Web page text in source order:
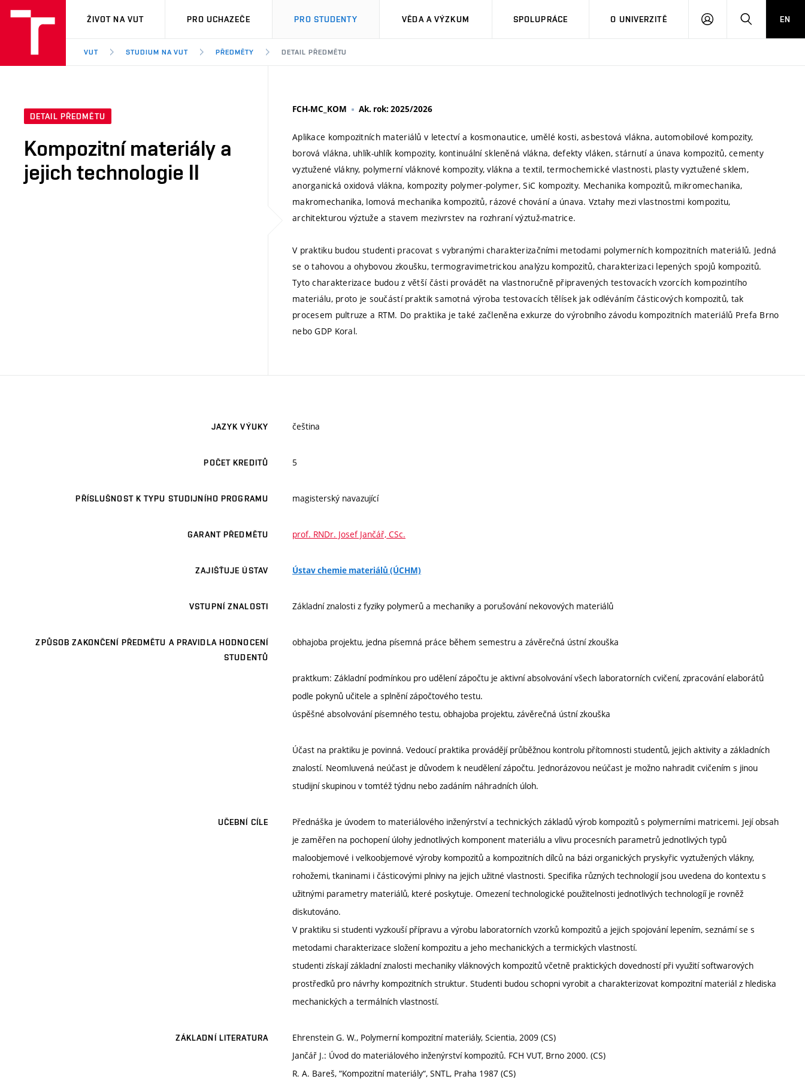
VUT
ŽIVOT NA VUT PRO UCHAZEČE PRO STUDENTY VĚDA A VÝZKUM SPOLUPRÁCE O UNIVERZITĚ
PŘIHLÁSIT HLEDATEN
VUT STUDIUM NA VUT PŘEDMĚTY DETAIL PŘEDMĚTU
DETAIL PŘEDMĚTU
Kompozitní materiály a
jejich technologie II
FCH-MC_KOM Ak. rok: 2025/2026
Aplikace kompozitních materiálů v letectví a kosmonautice, umělé kosti, asbestová vlákna, automobilové kompozity,
borová vlákna, uhlík-uhlík kompozity, kontinuální skleněná vlákna, defekty vláken, stárnutí a únava kompozitů, cementy
vyztužené vlákny, polymerní vláknové kompozity, vlákna a textil, termochemické vlastnosti, plasty vyztužené sklem,
anorganická oxidová vlákna, kompozity polymer-polymer, SiC kompozity. Mechanika kompozitů, mikromechanika,
makromechanika, lomová mechanika kompozitů, rázové chování a únava. Vztahy mezi vlastnostmi kompozitu,
architekturou výztuže a stavem mezivrstev na rozhraní výztuž-matrice.
V praktiku budou studenti pracovat s vybranými charakterizačními metodami polymerních kompozitních materiálů. Jedná
se o tahovou a ohybovou zkoušku, termogravimetrickou analýzu kompozitů, charakterizaci lepených spojů kompozitů.
Tyto charakterizace budou z větší části provádět na vlastnoručně připravených testovacích vzorcích kompozintího
materiálu, proto je součástí praktik samotná výroba testovacích tělísek jak odléváním částicových kompozitů, tak
procesem pultruze a RTM. Do praktika je také začleněna exkurze do výrobního závodu kompozitních materiálů Prefa Brno
nebo GDP Koral.
JAZYK VÝUKY čeština
POČET KREDITŮ 5
PŘÍSLUŠNOST K TYPU STUDIJNÍHO PROGRAMU magisterský navazující
GARANT PŘEDMĚTU prof. RNDr. Josef Jančář, CSc.
ZAJIŠŤUJE ÚSTAV Ústav chemie materiálů (ÚCHM)
VSTUPNÍ ZNALOSTI Základní znalosti z fyziky polymerů a mechaniky a porušování nekovových materiálů
ZPŮSOB ZAKONČENÍ PŘEDMĚTU A PRAVIDLA HODNOCENÍ
STUDENTŮ
obhajoba projektu, jedna písemná práce během semestru a závěrečná ústní zkouška
praktkum: Základní podmínkou pro udělení zápočtu je aktivní absolvování všech laboratorních cvičení, zpracování elaborátů
podle pokynů učitele a splnění zápočtového testu.
úspěšné absolvování písemného testu, obhajoba projektu, závěrečná ústní zkouška
Účast na praktiku je povinná. Vedoucí praktika provádějí průběžnou kontrolu přítomnosti studentů, jejich aktivity a základních
znalostí. Neomluvená neúčast je důvodem k neudělení zápočtu. Jednorázovou neúčast je možno nahradit cvičením s jinou
studijní skupinou v tomtéž týdnu nebo zadáním náhradních úloh.
UČEBNÍ CÍLE
Přednáška je úvodem to materiálového inženýrství a technických základů výrob kompozitů s polymerními matricemi. Její obsah
je zaměřen na pochopení úlohy jednotlivých komponent materiálu a vlivu procesních parametrů jednotlivých typů
maloobjemové i velkoobjemové výroby kompozitů a kompozitních dílců na bázi organických pryskyřic vyztužených vlákny,
rohožemi, tkaninami i částicovými plnivy na jejich užitné vlastnosti. Specifika různých technologií jsou uvedena do kontextu s
užitnými parametry materiálů, které poskytuje. Omezení technologické použitelnosti jednotlivých technologíí je rovněž
diskutováno.
V praktiku si studenti vyzkouší přípravu a výrobu laboratorních vzorků kompozitů a jejich spojování lepením, seznámí se s
metodami charakterizace složení kompozitu a jeho mechanických a termických vlastností.
studenti získají základní znalosti mechaniky vláknových kompozitů včetně praktických dovedností při využití softwarových
prostředků pro návrhy kompozitních struktur. Studenti budou schopni vyrobit a charakterizovat kompozitní materiál z hlediska
mechanických a termálních vlastností.
ZÁKLADNÍ LITERATURA
Ehrenstein G. W., Polymerní kompozitní materiály, Scientia, 2009 (CS)
Jančář J.: Úvod do materiálového inženýrství kompozitů. FCH VUT, Brno 2000. (CS)
R. A. Bareš, “Kompozitní materiály“, SNTL, Praha 1987 (CS)